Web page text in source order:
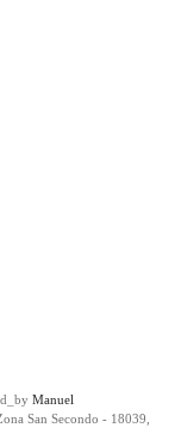
Manuel
San Secondo - 18039,